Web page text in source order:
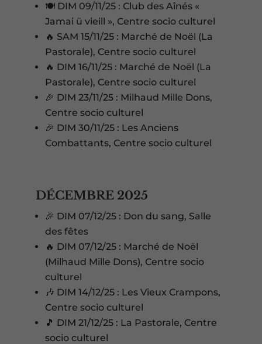
🍽️ DIM 09/11/25 : Club des Aînés «
Jamai ü vieill », Centre socio culturel
🔥 SAM 15/11/25 : Marché de Noël (La
Pastorale), Centre socio culturel
🔥 DIM 16/11/25 : Marché de Noël (La
Pastorale), Centre socio culturel
🎉 DIM 23/11/25 : Milhaud Mille Dons,
Centre socio culturel
🎉 DIM 30/11/25 : Les Anciens
Combattants, Centre socio culturel
DÉCEMBRE 2025
🎉 DIM 07/12/25 : Don du sang, Salle
des fêtes
🔥 DIM 07/12/25 : Marché de Noël
(Milhaud Mille Dons), Centre socio
culturel
🎶 DIM 14/12/25 : Les Vieux Crampons,
Centre socio culturel
🎵 DIM 21/12/25 : La Pastorale, Centre
socio culturel